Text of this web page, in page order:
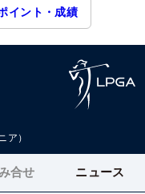
イント・成績
ア）
合せ ニュース